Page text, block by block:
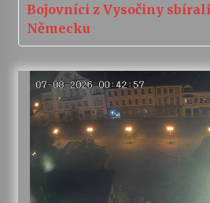
Bojovníci z Vysočiny
Německu